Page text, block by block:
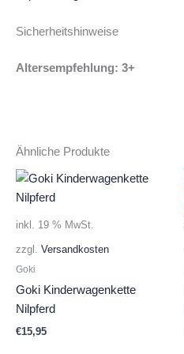
Sicherheitshinweise
Altersempfehlung: 3+
Ähnliche Produkte
inkl. 19 % MwSt.
zzgl. Versandkosten
Goki
Goki Kinderwagenkette
Nilpferd
€15,95